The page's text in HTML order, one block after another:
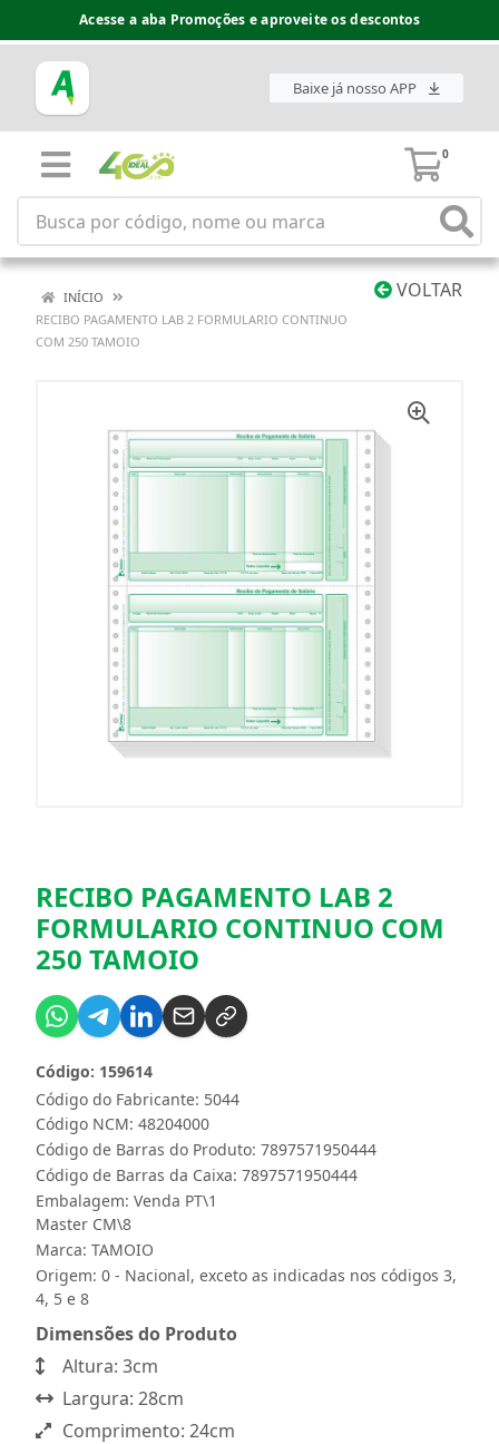
Acesse a aba Promoções e aproveite os descontos
Baixe já nosso APP
0
VOLTAR
INÍCIO
RECIBO PAGAMENTO LAB 2 FORMULARIO CONTINUO
COM 250 TAMOIO
RECIBO PAGAMENTO LAB 2
FORMULARIO CONTINUO COM
250 TAMOIO
Código do Fabricante: 5044
Código: 159614
Código NCM: 48204000
Código de Barras do Produto: 7897571950444
Código de Barras da Caixa: 7897571950444
Embalagem: Venda PT\1
Master CM\8
Marca: TAMOIO
Origem: 0 - Nacional, exceto as indicadas nos códigos 3,
4, 5 e 8
Dimensões do Produto
Altura: 3cm
Largura: 28cm
Comprimento: 24cm